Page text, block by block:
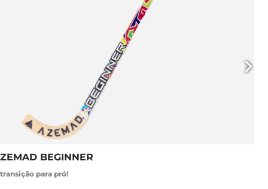
BEGINNER
para pró!